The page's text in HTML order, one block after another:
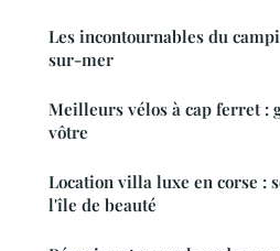
Les incontournables du
sur-mer
Meilleurs vélos à cap ferret :
vôtre
Location villa luxe en corse :
l'île de beauté